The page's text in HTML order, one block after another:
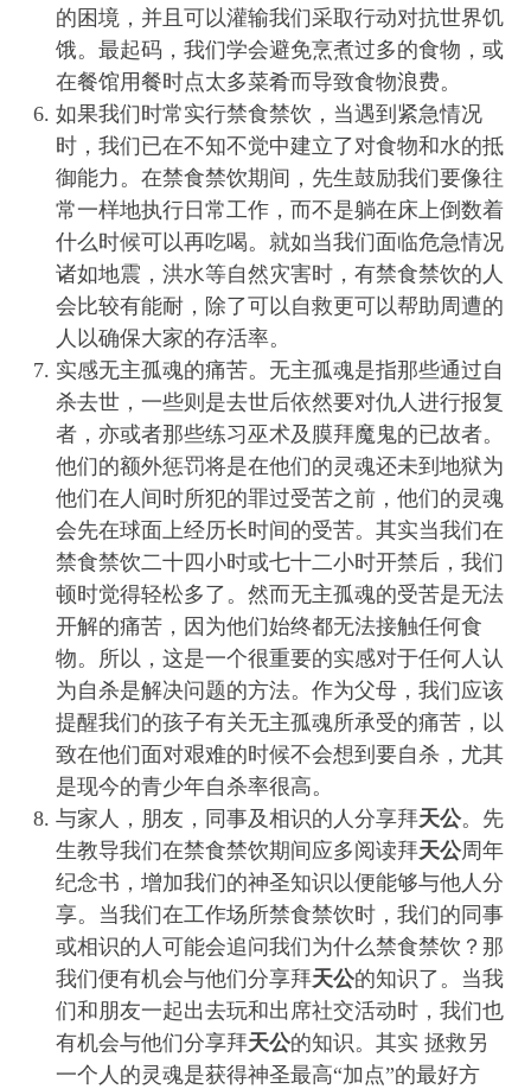
的困境，并且可以灌输我们采取行动对抗世界饥
饿。最起码，我们学会避免烹煮过多的食物，或
在餐馆用餐时点太多菜肴而导致食物浪费。
如果我们时常实行禁食禁饮，当遇到紧急情况
时，我们已在不知不觉中建立了对食物和水的抵
御能力。在禁食禁饮期间，先生鼓励我们要像往
常一样地执行日常工作，而不是躺在床上倒数着
什么时候可以再吃喝。就如当我们面临危急情况
诸如地震，洪水等自然灾害时，有禁食禁饮的人
会比较有能耐，除了可以自救更可以帮助周遭的
人以确保大家的存活率。
实感无主孤魂的痛苦。无主孤魂是指那些通过自
杀去世，一些则是去世后依然要对仇人进行报复
者，亦或者那些练习巫术及膜拜魔鬼的已故者。
他们的额外惩罚将是在他们的灵魂还未到地狱为
他们在人间时所犯的罪过受苦之前，他们的灵魂
会先在球面上经历长时间的受苦。其实当我们在
禁食禁饮二十四小时或七十二小时开禁后，我们
顿时觉得轻松多了。然而无主孤魂的受苦是无法
开解的痛苦，因为他们始终都无法接触任何食
物。所以，这是一个很重要的实感对于任何人认
为自杀是解决问题的方法。作为父母，我们应该
提醒我们的孩子有关无主孤魂所承受的痛苦，以
致在他们面对艰难的时候不会想到要自杀，尤其
是现今的青少年自杀率很高。
与家人，朋友，同事及相识的人分享拜天公。先
生教导我们在禁食禁饮期间应多阅读拜天公周年
纪念书，增加我们的神圣知识以便能够与他人分
享。当我们在工作场所禁食禁饮时，我们的同事
或相识的人可能会追问我们为什么禁食禁饮？那
我们便有机会与他们分享拜天公的知识了。当我
们和朋友一起出去玩和出席社交活动时，我们也
有机会与他们分享拜天公的知识。其实 拯救另
一个人的灵魂是获得神圣最高“加点”的最好方